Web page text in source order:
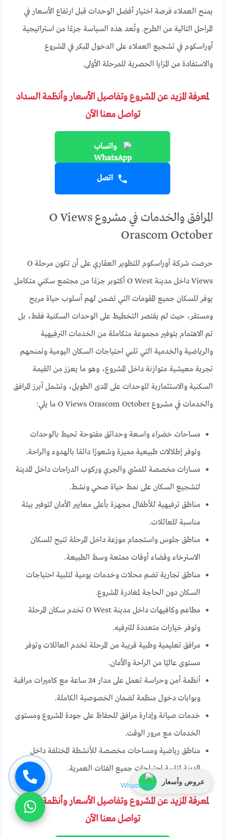
يمنح العملاء فرصة اختيار أفضل الوحدات قبل ارتفاع الأسعار في
المراحل التالية من الطرح. وتُعد هذه السياسة جزءًا من استراتيجية
أوراسكوم في تشجيع العملاء على الدخول المبكر في المشروع
والاستفادة من المزايا الحصرية للمرحلة الأولى.
لمعرفة المزيد عن المشروع وتفاصيل الأسعار وأنظمة السداد
تواصل معنا الآن
واتساب
اتصل
المرافق والخدمات في مشروع O Views
Orascom October
حرصت شركة أوراسكوم للتطوير العقاري على أن تكون مرحلة O
Views داخل مدينة O West أكتوبر جزءًا من مجتمع سكني متكامل
يوفر للسكان جميع المقومات التي تضمن لهم أسلوب حياة مريح
ومستقر، حيث لم يقتصر التخطيط على الوحدات السكنية فقط، بل
تم الاهتمام بتوفير مجموعة متكاملة من الخدمات الترفيهية
والرياضية والخدمية التي تلبي احتياجات السكان اليومية وتمنحهم
تجربة معيشية متوازنة داخل المشروع، وهو ما يعزز من القيمة
السكنية والاستثمارية للوحدات على المدى الطويل، وتشمل أبرز المرافق
والخدمات في مشروع O Views Orascom October ما يلي:
مساحات خضراء واسعة وحدائق مفتوحة تحيط بالوحدات
وتوفر إطلالات طبيعية مميزة وشعورًا دائمًا بالهدوء والراحة.
مسارات مخصصة للمشي والجري وركوب الدراجات داخل المدينة
لتشجيع السكان على نمط حياة صحي ونشط.
مناطق ترفيهية للأطفال مجهزة بأعلى معايير الأمان لتوفير بيئة
مناسبة للعائلات.
مناطق جلوس واستجمام موزعة داخل المرحلة تتيح للسكان
الاسترخاء وقضاء أوقات ممتعة وسط الطبيعة.
مناطق تجارية تضم محلات وخدمات يومية لتلبية احتياجات
السكان دون الحاجة لمغادرة المشروع.
مطاعم وكافيهات داخل مدينة O West تخدم سكان المرحلة
وتوفر خيارات متعددة للترفيه.
مرافق تعليمية وطبية قريبة من المرحلة تخدم العائلات وتوفر
مستوى عاليًا من الراحة والأمان.
أنظمة أمن وحراسة تعمل على مدار 24 ساعة مع كاميرات مراقبة
وبوابات دخول منظمة لضمان الخصوصية الكاملة.
خدمات صيانة وإدارة مرافق للحفاظ على جودة المشروع ومستوى
الخدمات مع مرور الوقت.
مناطق رياضية ومساحات مخصصة للأنشطة المختلفة داخل
المدينة لتلبية احتياجات جميع الفئات العمرية.
لمعرفة المزيد عن المشروع وتفاصيل الأسعار وأنظمة السداد
تواصل معنا الآن
عروض وأسعار